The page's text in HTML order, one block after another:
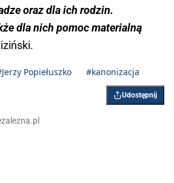
oraz dla ich rodzin.
dla nich pomoc materialną
Popiełuszko #kanonizacja
Udostępnij